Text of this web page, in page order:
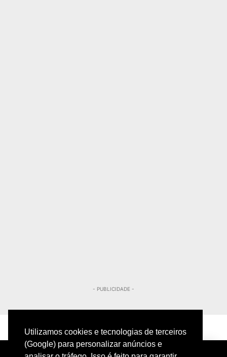
Utilizamos cookies e tecnologias de terceiros
(Google) para personalizar anúncios e
- PUBLICIDADE -